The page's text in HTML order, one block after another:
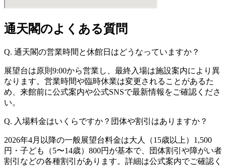
通天閣のよくある質問
Q. 通天閣の営業時間と休館日はどうなっていますか？
展望台は原則9:00から営業し、最終入場は施設案内により異
なります。営業時間や臨時休業は変更されることがあるた
め、来館前に公式案内や公式SNSで最新情報をご確認くださ
い。
Q. 入場料金はいくらですか？団体や割引はありますか？
2026年4月以降の一般展望台料金は大人（15歳以上）1,500
円・子ども（5〜14歳）800円が基本で、団体割引や障がい者
割引などの各種割引があります。詳細は公式案内でご確認く